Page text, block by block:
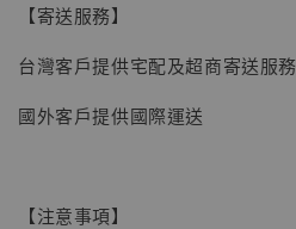
【寄送服務】
台灣客戶提供宅配及超商寄送服務
國外客戶提供國際運送
【注意事項】